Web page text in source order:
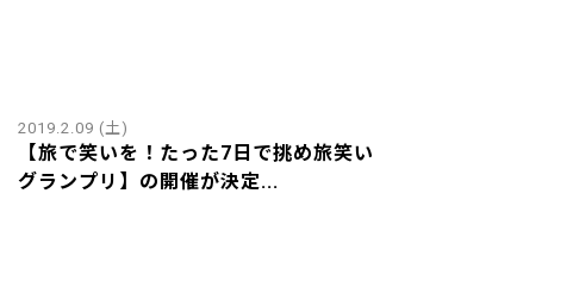
2019.2.09 (土)
【旅で笑いを！たった7日で挑め旅笑い
グランプリ】の開催が決定...